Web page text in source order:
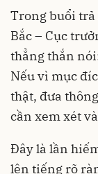
Trong buổi trả
Bắc – Cục
thẳng thắn
Nếu vì mục
thật, đưa
cần xem xét
Đây là lần
lên tiếng rõ